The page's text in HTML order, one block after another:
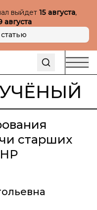
выйдет 15 августа,
августа
старших